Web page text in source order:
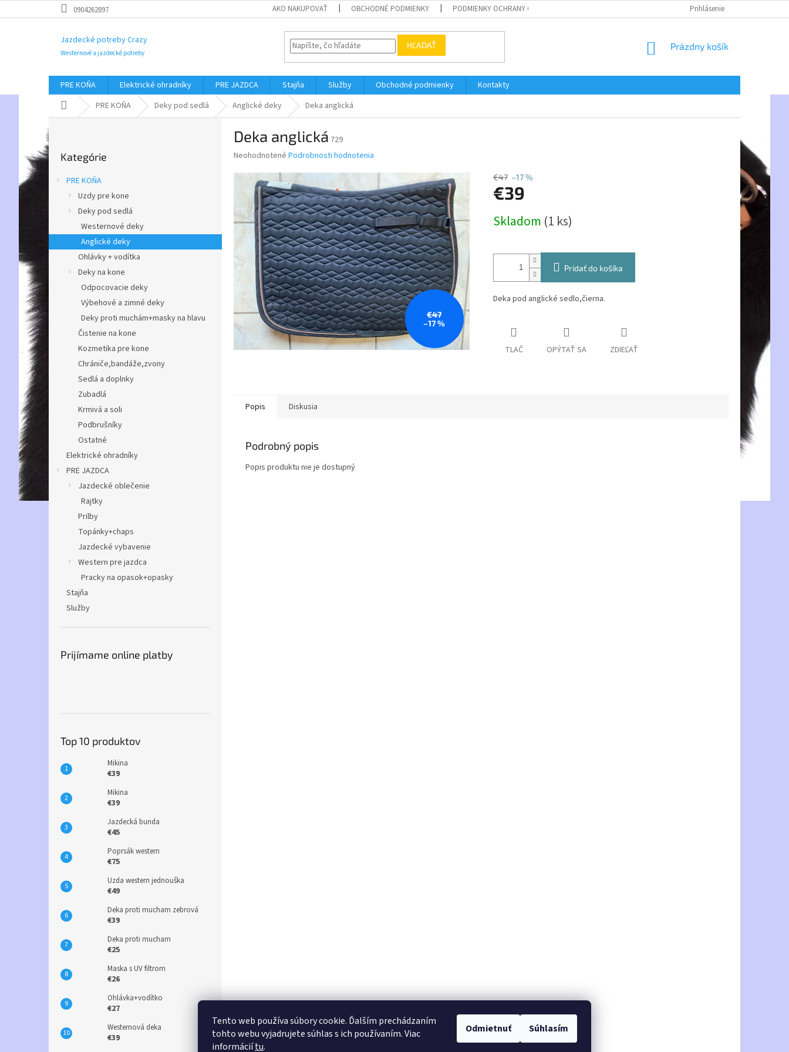
Tento web používa súbory cookie. Ďalším prechádzaním
tohto webu vyjadrujete súhlas s ich používaním. Viac
informáciítu.
Odmietnuť Súhlasím
na
0904262897 AKO NAKUPOVAŤ OBCHODNÉ PODMIENKY PODMIENKY OCHRANY OSOBNÝCH ÚDAJOV Prihlásenie
Jazdecké potreby Crazy
Westernové a jazdecké potreby
HĽADAŤ
NÁKUPNÝ
Prázdny košík
PRE KOŇA Elektrické ohradníky PRE JAZDCA Stajňa Služby Obchodné podmienky
Kontakty
DomovPRE KOŇA Deky pod sedlá Anglické deky Deka anglická
o
č
n
kategórie
Kategórie
PRE KOŇA
Uzdy pre kone
Deky pod sedlá
Westernové deky
Anglické deky
Ohlávky + vodítka
Deky na kone
Odpocovacie deky
Výbehové a zimné deky
Deky proti muchám+masky na hlavu
Čistenie na kone
Kozmetika pre kone
Chrániče,bandáže,zvony
Sedlá a doplnky
Zubadlá
Krmivá a soli
Podbrušníky
Ostatné
Elektrické ohradníky
PRE JAZDCA
Jazdecké oblečenie
Rajtky
Prilby
Topánky+chaps
Jazdecké vybavenie
Western pre jazdca
Pracky na opasok+opasky
Stajňa
Služby
Prijímame online platby
Top 10 produktov
Mikina
€39
Mikina
€39
Jazdecká bunda
€45
Poprsák western
€75
Uzda western jednouška
€49
Deka proti mucham zebrová
€39
Deka proti mucham
€25
Maska s UV filtrom
€26
Ohlávka+vodítko
€27
Westernová deka
€39
Deka anglická 729
Priemerné
produktu
0,0
z
5
hviezdičiek.
Neohodnotené Podrobnosti hodnotenia
€47
–17 %
€47 –17 %
€39
cena:
Skladom (1 ks)
Pridať do košíka
Deka pod anglické sedlo,čierna.
TLAČ OPÝTAŤ SA ZDIEĽAŤ
Popis Diskusia
Podrobný popis
Popis produktu nie je dostupný